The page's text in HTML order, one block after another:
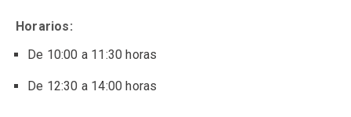
Horarios:
De 10:00 a 11:30 horas
De 12:30 a 14:00 horas